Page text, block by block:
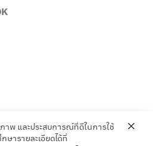
พ และประสบการณ์ที่ดีในการใช้
ารายละเอียดได้ที่